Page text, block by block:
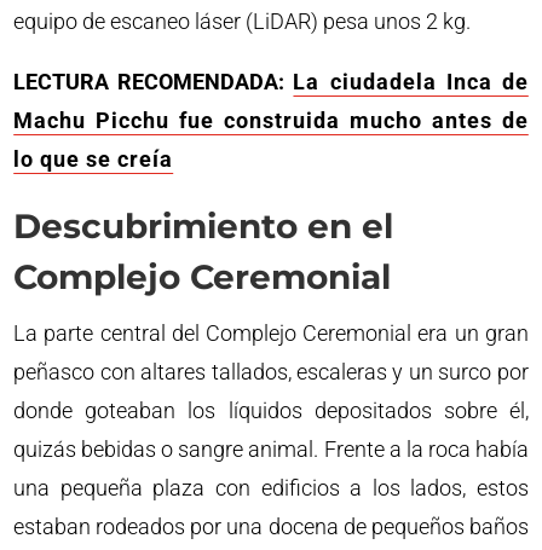
equipo de escaneo láser (LiDAR) pesa unos 2 kg.
LECTURA RECOMENDADA: La ciudadela Inca de
Machu Picchu fue construida mucho antes de
lo que se creía
Descubrimiento en el
Complejo Ceremonial
La parte central del Complejo Ceremonial era un gran
peñasco con altares tallados, escaleras y un surco por
donde goteaban los líquidos depositados sobre él,
quizás bebidas o sangre animal. Frente a la roca había
una pequeña plaza con edificios a los lados, estos
estaban rodeados por una docena de pequeños baños